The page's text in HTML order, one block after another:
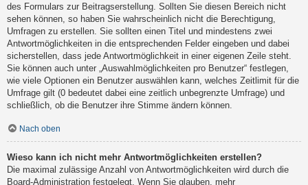
des Formulars zur Beitragserstellung. Sollten Sie diesen Bereich nicht
sehen können, so haben Sie wahrscheinlich nicht die Berechtigung,
Umfragen zu erstellen. Sie sollten einen Titel und mindestens zwei
Antwortmöglichkeiten in die entsprechenden Felder eingeben und dabei
sicherstellen, dass jede Antwortmöglichkeit in einer eigenen Zeile steht.
Sie können auch unter „Auswahlmöglichkeiten pro Benutzer“ festlegen,
wie viele Optionen ein Benutzer auswählen kann, welches Zeitlimit für die
Umfrage gilt (0 bedeutet dabei eine zeitlich unbegrenzte Umfrage) und
schließlich, ob die Benutzer ihre Stimme ändern können.
Nach oben
Wieso kann ich nicht mehr Antwortmöglichkeiten erstellen?
Die maximal zulässige Anzahl von Antwortmöglichkeiten wird durch die
Board-Administration festgelegt. Wenn Sie glauben, mehr